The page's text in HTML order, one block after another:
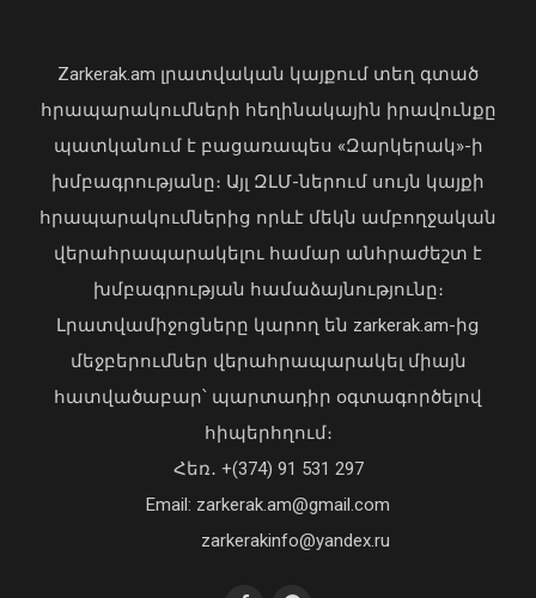
«Օձուն» ապրանքանիշի գազավորված
ըմպելիքների արտադրամասի
արտադրական գործունեությունը
կասեցվել է
06 Օգոստոս, 2026 18:01
04 Օգոստոս, 2026 19:12
Վարչապետ Փաշինյանն այցելել է
«ԷԼԵՎԵՅԹ ԷՅԱՅ» արհեստական
բանականության գործարան
Zarkerak.am լրատվական կայքում տեղ գտած
հրապարակումների հեղինակային իրավունքը
պատկանում է բացառապես «Զարկերակ»-ի
խմբագրությանը։ Այլ ԶԼՄ-ներում սույն կայքի
հրապարակումներից որևէ մեկն ամբողջական
վերահրապարակելու համար անհրաժեշտ է
խմբագրության համաձայնությունը։
Լրատվամիջոցները կարող են zarkerak.am-ից
մեջբերումներ վերահրապարակել միայն
հատվածաբար՝ պարտադիր օգտագործելով
հիպերհղում։
Հեռ․ +(374) 91 531 297
Email: zarkerak.am@gmail.com
zarkerakinfo@yandex.ru